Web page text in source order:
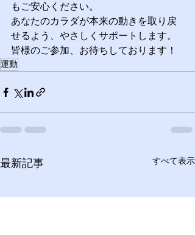
もご安心ください。
あなたのカラダが本来の動きを取り戻
せるよう、やさしくサポートします。
皆様のご参加、お待ちしております！
運動
最新記事 すべて表示